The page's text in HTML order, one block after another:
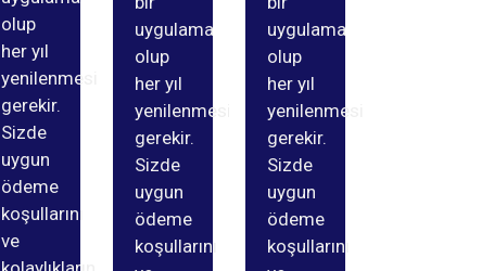
olup
her yıl
yenilenmesi
gerekir.
Sizde
uygun
ödeme
koşullarını
ve
uygulama
olup
her yıl
yenilenmesi
gerekir.
Sizde
uygun
ödeme
koşullarını
uygulama
olup
her yıl
yenilenmesi
gerekir.
Sizde
uygun
ödeme
koşullarını